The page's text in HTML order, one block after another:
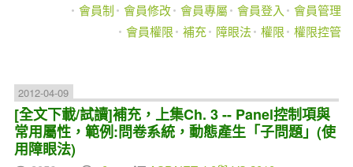
會員制
會員修改 會員專屬 會員登入
會員管理
會員權限
補充 障眼法 權限 權限控管
2012-04-09
[全文下載/試讀]補充，上集Ch. 3 -- Panel控制項與
常用屬性，範例:問卷系統，動態產生「子問題」(使
用障眼法)